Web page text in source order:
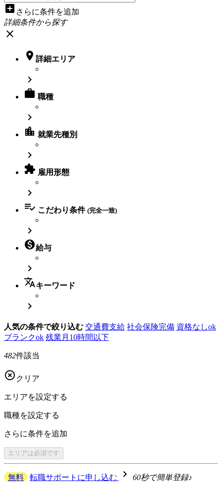
add_box さらに条件を追加
詳細条件から探す
close
 詳細エリア

 職種

location_city 就業先種別

 雇用形態

 こだわり条件 (完全一致)

給与

translateキーワード

人気の条件で絞り込む 交通費支給 社会保険完備 資格なしok
ブランクok 残業月10時間以下
482件該当
 クリア
エリアを設定する
職種を設定する
さらに条件を追加
エリアは必須です
無料 転職サポートに申し込む navigate_next 60秒で簡単登録♪